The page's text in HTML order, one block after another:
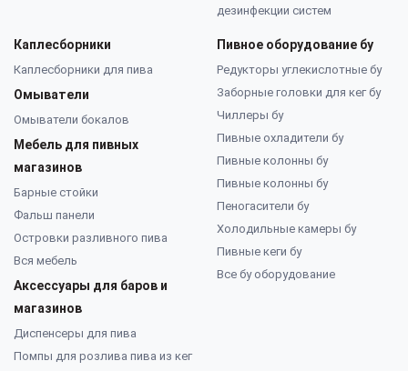
дезинфекции систем
Каплесборники
Каплесборники для пива
Омыватели
Омыватели бокалов
Мебель для пивных
магазинов
Барные стойки
Фальш панели
Островки разливного пива
Вся мебель
Аксессуары для баров и
магазинов
Диспенсеры для пива
Помпы для розлива пива из кег
Пивное оборудование бу
Редукторы углекислотные бу
Заборные головки для кег бу
Чиллеры бу
Пивные охладители бу
Пивные колонны бу
Пивные колонны бу
Пеногасители бу
Холодильные камеры бу
Пивные кеги бу
Все бу оборудование